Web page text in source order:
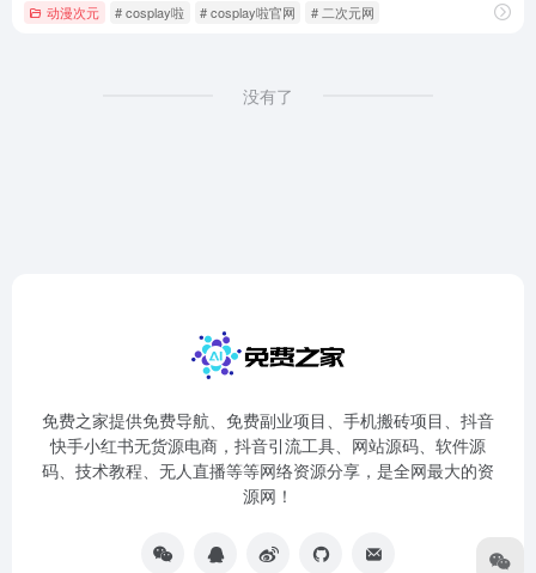
动漫次元 # cosplay啦 # cosplay啦官网 # 二次元网
没有了
免费之家提供免费导航、免费副业项目、手机搬砖项目、抖音
快手小红书无货源电商，抖音引流工具、网站源码、软件源
码、技术教程、无人直播等等网络资源分享，是全网最大的资
源网！